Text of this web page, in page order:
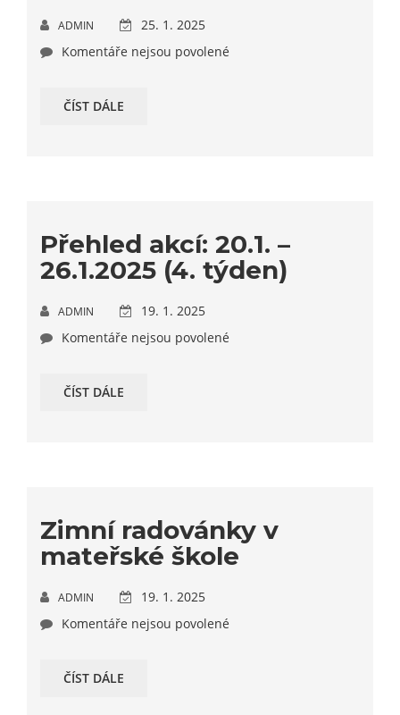
ADMIN
25. 1. 2025
Komentáře nejsou povolené
ČÍST DÁLE
Přehled akcí: 20.1. –
26.1.2025 (4. týden)
ADMIN
19. 1. 2025
Komentáře nejsou povolené
ČÍST DÁLE
Zimní radovánky v
mateřské škole
ADMIN
19. 1. 2025
Komentáře nejsou povolené
ČÍST DÁLE